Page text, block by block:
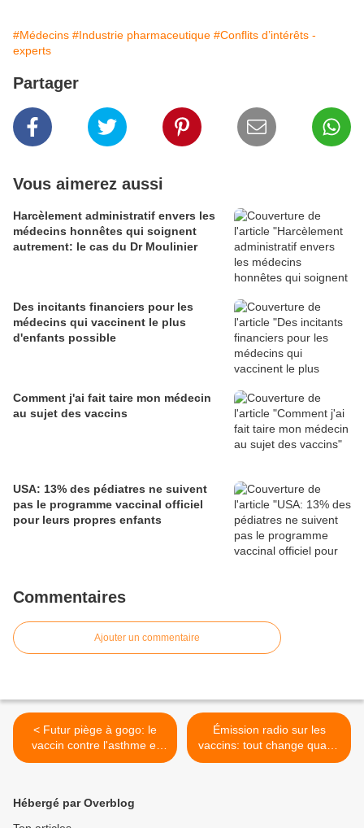
#Médecins #Industrie pharmaceutique #Conflits d’intérêts -
experts
Partager
Vous aimerez aussi
Harcèlement administratif envers les
médecins honnêtes qui soignent
autrement: le cas du Dr Moulinier
Des incitants financiers pour les
médecins qui vaccinent le plus
d'enfants possible
Comment j'ai fait taire mon médecin
au sujet des vaccins
USA: 13% des pédiatres ne suivent
pas le programme vaccinal officiel
pour leurs propres enfants
Commentaires
Ajouter un commentaire
< Futur piège à gogo: le
vaccin contre l'asthme et
les allergies aux acariens
Émission radio sur les
vaccins: tout change quand
les médias sont vraiment
Hébergé par Overblog